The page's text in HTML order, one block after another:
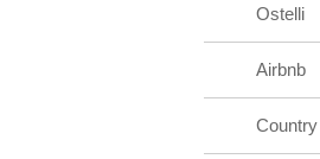
Ostelli
Airbnb